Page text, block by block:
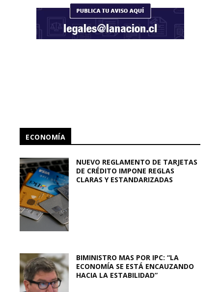
ECONOMÍA
NUEVO REGLAMENTO DE TARJETAS
DE CRÉDITO IMPONE REGLAS
CLARAS Y ESTANDARIZADAS
BIMINISTRO MAS POR IPC: “LA
ECONOMÍA SE ESTÁ ENCAUZANDO
HACIA LA ESTABILIDAD”